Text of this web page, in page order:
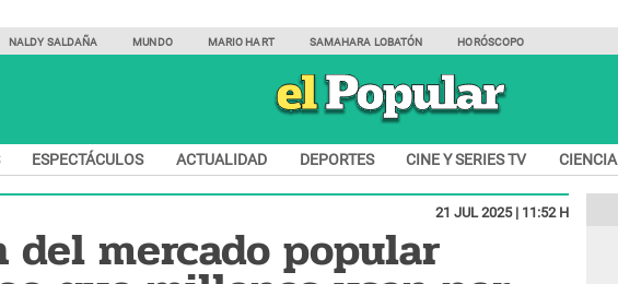
NALDY SALDAÑA MUNDO MARIO HART SAMAHARA LOBATÓN HORÓSCOPO
ESPECTÁCULOS ACTUALIDAD DEPORTES CINE Y SERIES TV CIENCIA
21 JUL 2025 | 11:52 H
del mercado popular